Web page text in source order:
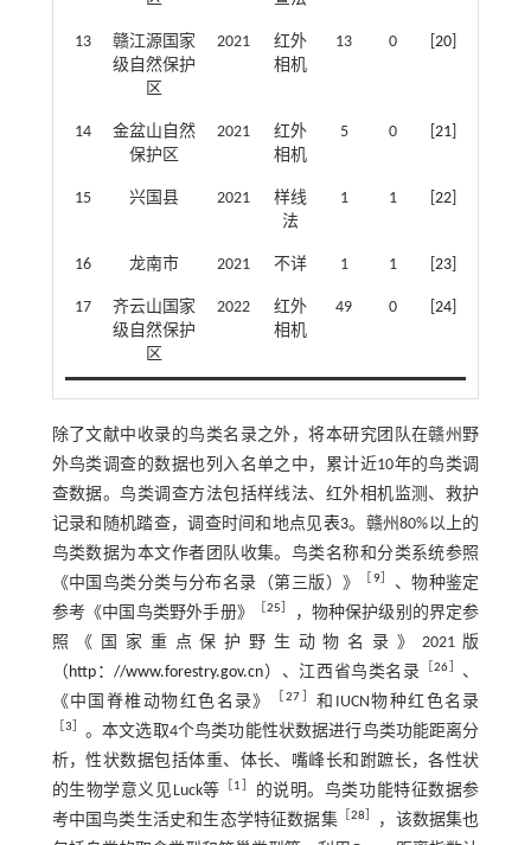
13
赣江源国家
级自然保护
区
2021
红外
相机
13 0 20]
14
金盆山自然
保护区
2021
红外
相机
5 0 21]
15 兴国县 2021
样线
法
1 1 22]
16 龙南市 2021 不详 1 1 23]
17
齐云山国家
级自然保护
区
2022
红外
相机
49 0 24]
除了文献中收录的鸟类名录之外，将本研究团队在赣州野
外鸟类调查的数据也列入名单之中，累计近10年的鸟类调
查数据。鸟类调查方法包括样线法、红外相机监测、救护
记录和随机踏查，调查时间和地点见表3。赣州80%以上的
鸟类数据为本文作者团队收集。鸟类名称和分类系统参照
《中国鸟类分类与分布名录（第三版）》
9］
、物种鉴定
参考《中国鸟类野外手册》
［25
，物种保护级别的界定参
照《国家重点保护野生动物名录》2021版
（http：//www.forestry.gov.cn）、江西省鸟类名录 ［26
、
《中国脊椎动物红色名录》
［27 ］和IUCN物种红色名录
3
。本文选取4个鸟类功能性状数据进行鸟类功能距离分
析，性状数据包括体重、体长、嘴峰长和跗蹠长，各性状
的生物学意义见Luck等
1
的说明。鸟类功能特征数据参
考中国鸟类生活史和生态学特征数据集 ［28
，该数据集也